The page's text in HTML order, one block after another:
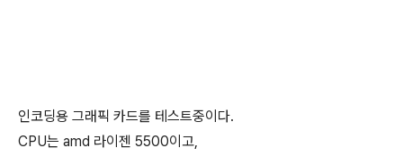
인코딩용 그래픽 카드를 테스트중이다.
CPU는 amd 라이젠 5500이고,